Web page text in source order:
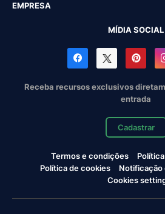
EMPRESA
MÍDIA SOCIAL
Receba recursos exclusivos
entrada
Cadastrar
Termos e condições
Política de cookies
Notificação
Cookies